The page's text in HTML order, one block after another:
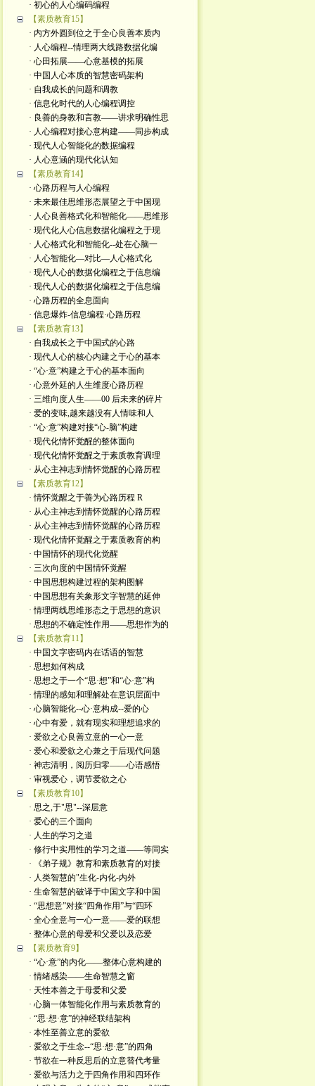
· 初心的人心编码编程
【素质教育15】
· 内方外圆到位之于全心良善本质内
· 人心编程--情理两大线路数据化编
· 心田拓展——心意基模的拓展
· 中国人心本质的智慧密码架构
· 自我成长的问题和调教
· 信息化时代的人心编程调控
· 良善的身教和言教——讲求明确性思
· 人心编程对接心意构建——同步构成
· 现代人心智能化的数据编程
· 人心意涵的现代化认知
【素质教育14】
· 心路历程与人心编程
· 未来最佳思维形态展望之于中国现
· 人心良善格式化和智能化——思维形
· 现代化人心信息数据化编程之于现
· 人心格式化和智能化--处在心脑一
· 人心智能化—对比—人心格式化
· 现代人心的数据化编程之于信息编
· 现代人心的数据化编程之于信息编
· 心路历程的全息面向
· 信息爆炸-信息编程·心路历程
【素质教育13】
· 自我成长之于中国式的心路
· 现代人心的核心内建之于心的基本
· “心·意”构建之于心的基本面向
· 心意外延的人生维度心路历程
· 三维向度人生——00 后未来的碎片
· 爱的变味,越来越没有人情味和人
· “心·意”构建对接“心-脑”构建
· 现代化情怀觉醒的整体面向
· 现代化情怀觉醒之于素质教育调理
· 从心主神志到情怀觉醒的心路历程
【素质教育12】
· 情怀觉醒之于善为心路历程 R
· 从心主神志到情怀觉醒的心路历程
· 从心主神志到情怀觉醒的心路历程
· 现代化情怀觉醒之于素质教育的构
· 中国情怀的现代化觉醒
· 三次向度的中国情怀觉醒
· 中国思想构建过程的架构图解
· 中国思想有关象形文字智慧的延伸
· 情理两线思维形态之于思想的意识
· 思想的不确定性作用——思想作为的
【素质教育11】
· 中国文字密码内在话语的智慧
· 思想如何构成
· 思想之于一个“思·想”和“心·意”构
· 情理的感知和理解处在意识层面中
· 心脑智能化--心·意构成--爱的心
· 心中有爱，就有现实和理想追求的
· 爱欲之心良善立意的一心一意
· 爱心和爱欲之心兼之于后现代问题
· 神志清明，阅历归零——心语感悟
· 审视爱心，调节爱欲之心
【素质教育10】
· 思之,于"思"--深层意
· 爱心的三个面向
· 人生的学习之道
· 修行中实用性的学习之道——等同实
· 《弟子规》教育和素质教育的对接
· 人类智慧的"生化-内化-内外
· 生命智慧的破译于中国文字和中国
· “思想意”对接“四角作用”与“四环
· 全心全意与一心一意——爱的联想
· 整体心意的母爱和父爱以及恋爱
【素质教育9】
· “心·意”的内化——整体心意构建的
· 情绪感染——生命智慧之窗
· 天性本善之于母爱和父爱
· 心脑一体智能化作用与素质教育的
· “思·想·意”的神经联结架构
· 本性至善立意的爱欲
· 爱欲之于生念--“思·想·意”的四角
· 节欲在一种反思后的立意替代考量
· 爱欲与活力之于四角作用和四环作